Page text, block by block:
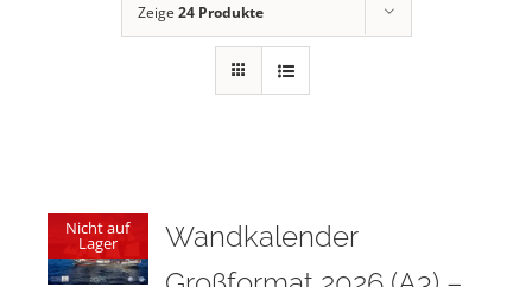
Zeige 24 Produkte
Nicht auf
Lager
Wandkalender